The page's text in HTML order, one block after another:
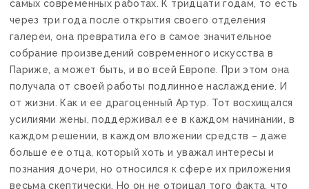
самых современных работах. К тридцати годам, то есть
через три года после открытия своего отделения
галереи, она превратила его в самое значительное
собрание произведений современного искусства в
Париже, а может быть, и во всей Европе. При этом она
получала от своей работы подлинное наслаждение. И
от жизни. Как и ее драгоценный Артур. Тот восхищался
усилиями жены, поддерживал ее в каждом начинании, в
каждом решении, в каждом вложении средств – даже
больше ее отца, который хоть и уважал интересы и
познания дочери, но относился к сфере их приложения
весьма скептически. Но он не отрицал того факта, что